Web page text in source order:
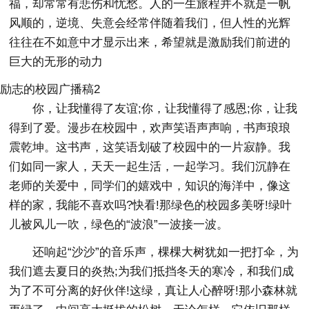
福，却常常有悲伤和忧愁。人的一生旅程并不就是一帆
风顺的，逆境、失意会经常伴随着我们，但人性的光辉
往往在不如意中才显示出来，希望就是激励我们前进的
巨大的无形的动力
励志的校园广播稿2
你，让我懂得了友谊;你，让我懂得了感恩;你，让我
得到了爱。漫步在校园中，欢声笑语声声响，书声琅琅
震乾坤。这书声，这笑语划破了校园中的一片寂静。我
们如同一家人，天天一起生活，一起学习。我们沉静在
老师的关爱中，同学们的嬉戏中，知识的海洋中，像这
样的家，我能不喜欢吗?快看!那绿色的校园多美呀!绿叶
儿被风儿一吹，绿色的“波浪”一波接一波。
还响起“沙沙”的音乐声，棵棵大树犹如一把打伞，为
我们遮去夏日的炎热;为我们抵挡冬天的寒冷，和我们成
为了不可分离的好伙伴!这绿，真让人心醉呀!那小森林就